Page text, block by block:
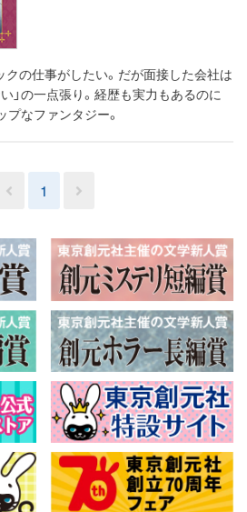
の仕事がしたい。だが面接した会社は
」の一点張り。経歴も実力もあるのに
なファンタジー。
1